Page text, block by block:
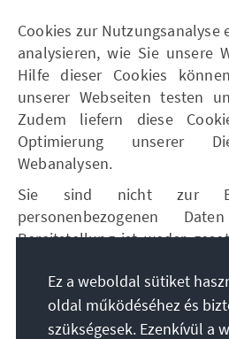
Cookies zur Nutzungsanalyse
analysieren, wie Sie unsere
Hilfe dieser Cookies
unserer Webseiten testen
Zudem liefern diese
Optimierung unserer
Webanalysen.
Sie sind nicht zur
personenbezogenen
Bereitstellung ist weder
erforderlich. Die
zur Folge habe, dass Sie
nicht bzw. nicht
Ez a weboldal sütiket
oldal működéséhez és
szükségesek. Ezenkívül a